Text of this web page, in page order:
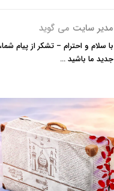
مدیر سایت می گوید
با سلام و احترام – تشکر از پیام
جدید ما باشید …